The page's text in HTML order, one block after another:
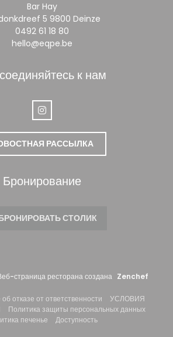
Bar Hay
5 9800 Deinze((открывается в
0492 61 18 80
hello@eqpe.be
к нам
Instagram ((открывается в
РАССЫЛКА
Бронирование
СТОЛИК
страница ресторана создана Zenchef
отказе от ответственности ((открывается в
УСЛОВИЯ
((открывается в новом окне))
Политика защиты персональных данных
печенье ((открывается в новом окне))
Доступность((открывается в